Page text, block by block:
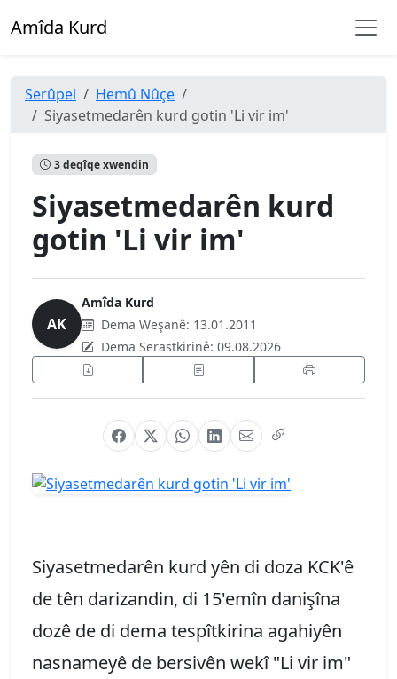
Amîda Kurd
Serûpel
Hemû Nûçe
Siyasetmedarên kurd gotin 'Li vir im'
3 deqîqe xwendin
Siyasetmedarên kurd
gotin 'Li vir im'
AK
Amîda Kurd
Dema Weşanê: 13.01.2011
Dema Serastkirinê: 09.08.2026
Siyasetmedarên kurd yên di doza KCK'ê
de tên darizandin, di 15'emîn danişîna
dozê de di dema tespîtkirina agahiyên
nasnameyê de bersivên wekî "Li vir im"